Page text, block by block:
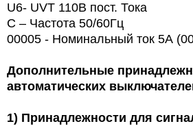
U6- UVT 110В пост. Тока
С – Частота 50/60Гц
00005 - Номинальный ток 5А
Дополнительные
автоматических
1) Принадлежности для